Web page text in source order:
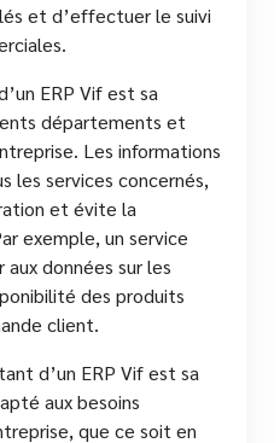
et d’effectuer le suivi
ERP Vif est sa
départements et
Les informations
les services concernés,
et évite la
exemple, un service
données sur les
des produits
client.
d’un ERP Vif est sa
aux besoins
que ce soit en